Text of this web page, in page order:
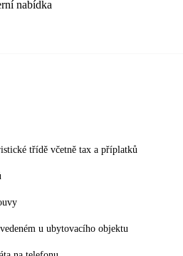
nabídka
třídě včetně tax a příplatků
u ubytovacího objektu